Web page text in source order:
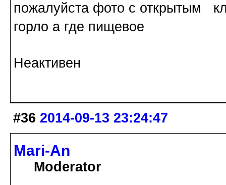
пожалуйста фото с открытым
горло а где пищевое
Неактивен
#36 2014-09-13 23:24:47
Mari-An
Moderator